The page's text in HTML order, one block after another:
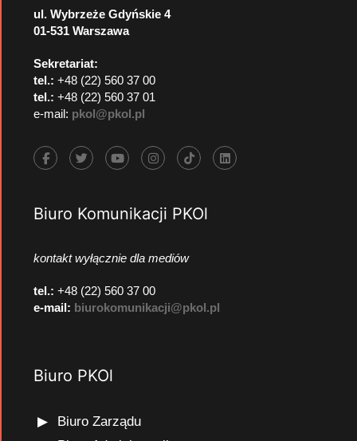
ul. Wybrzeże Gdyńskie 4
01-531 Warszawa
Sekretariat:
tel.: +48 (22) 560 37 00
tel.: +48 (22) 560 37 01
e-mail: pkol@pkol.pl
Biuro Komunikacji PKOl
kontakt wyłącznie dla mediów
tel.: +48 (22) 560 37 00
e-mail: biurokomunikacji@pkol.pl
Biuro PKOl
Biuro Zarządu